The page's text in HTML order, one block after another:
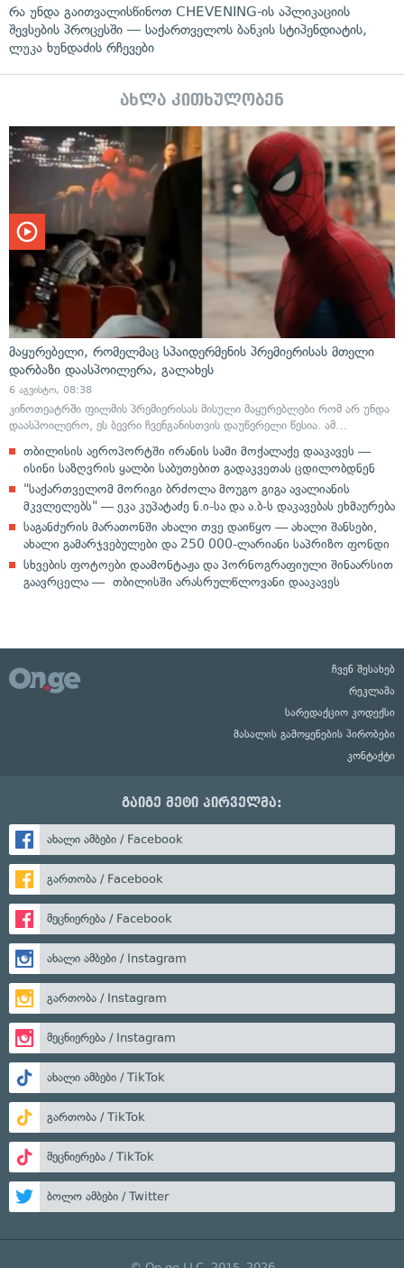
რა უნდა გაითვალისწინოთ CHEVENING-ის აპლიკაციის
შევსების პროცესში — საქართველოს ბანკის სტიპენდიატის,
ლუკა ხუნდაძის რჩევები
ახლა კითხულობენ
მაყურებელი, რომელმაც სპაიდერმენის პრემიერისას მთელი
დარბაზი დაასპოილერა, გალახეს
6 აგვისტო, 08:38
კინოთეატრში ფილმის პრემიერისას მისული მაყურებლები რომ არ უნდა
დაასპოილერო, ეს ბევრი ჩვენგანისთვის დაუწერელი წესია. ამ…
თბილისის აეროპორტში ირანის სამი მოქალაქე დააკავეს —
ისინი საზღვრის ყალბი საბუთებით გადაკვეთას ცდილობდნენ
"საქართველომ მორიგი ბრძოლა მოუგო გიგა ავალიანის
მკვლელებს" — ეკა კუპატაძე ნ.ი-სა და ა.ბ-ს დაკავებას ეხმაურება
საგანძურის მარათონში ახალი თვე დაიწყო — ახალი შანსები,
ახალი გამარჯვებულები და 250 000-ლარიანი საპრიზო ფონდი
სხვების ფოტოები დაამონტაჟა და პორნოგრაფიული შინაარსით
გაავრცელა — თბილისში არასრულწლოვანი დააკავეს
ჩვენ შესახებ
რეკლამა
სარედაქციო კოდექსი
მასალის გამოყენების პირობები
კონტაქტი
გაიგე მეტი პირველმა:
ახალი ამბები / Facebook
გართობა / Facebook
მეცნიერება / Facebook
ახალი ამბები / Instagram
გართობა / Instagram
მეცნიერება / Instagram
ახალი ამბები / TikTok
გართობა / TikTok
მეცნიერება / TikTok
ბოლო ამბები / Twitter